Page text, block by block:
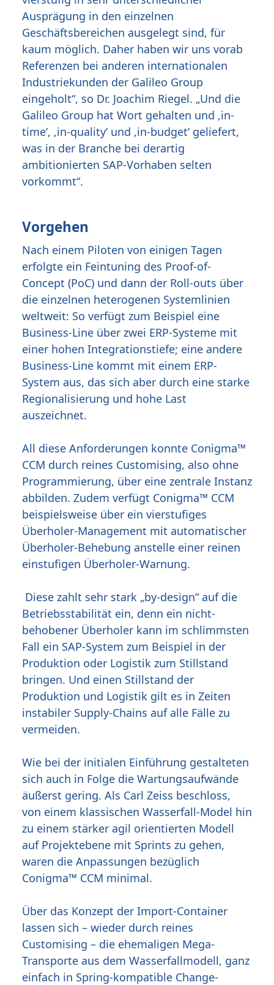
Ausprägung in den einzelnen
Geschäftsbereichen ausgelegt sind, für
kaum möglich. Daher haben wir uns vorab
Referenzen bei anderen internationalen
Industriekunden der Galileo Group
eingeholt“, so Dr. Joachim Riegel. „Und die
Galileo Group hat Wort gehalten und ‚in-
time‘, ‚in-quality‘ und ‚in-budget‘ geliefert,
was in der Branche bei derartig
ambitionierten SAP-Vorhaben selten
vorkommt“.
Vorgehen
Nach einem Piloten von einigen Tagen
erfolgte ein Feintuning des Proof-of-
Concept (PoC) und dann der Roll-outs über
die einzelnen heterogenen Systemlinien
weltweit: So verfügt zum Beispiel eine
Business-Line über zwei ERP-Systeme mit
einer hohen Integrationstiefe; eine andere
Business-Line kommt mit einem ERP-
System aus, das sich aber durch eine starke
Regionalisierung und hohe Last
auszeichnet.
All diese Anforderungen konnte Conigma™
CCM durch reines Customising, also ohne
Programmierung, über eine zentrale Instanz
abbilden. Zudem verfügt Conigma™ CCM
beispielsweise über ein vierstufiges
Überholer-Management mit automatischer
Überholer-Behebung anstelle einer reinen
einstufigen Überholer-Warnung.
Diese zahlt sehr stark „by-design“ auf die
Betriebsstabilität ein, denn ein nicht-
behobener Überholer kann im schlimmsten
Fall ein SAP-System zum Beispiel in der
Produktion oder Logistik zum Stillstand
bringen. Und einen Stillstand der
Produktion und Logistik gilt es in Zeiten
instabiler Supply-Chains auf alle Fälle zu
vermeiden.
Wie bei der initialen Einführung gestalteten
sich auch in Folge die Wartungsaufwände
äußerst gering. Als Carl Zeiss beschloss,
von einem klassischen Wasserfall-Model hin
zu einem stärker agil orientierten Modell
auf Projektebene mit Sprints zu gehen,
waren die Anpassungen bezüglich
Conigma™ CCM minimal.
Über das Konzept der Import-Container
lassen sich – wieder durch reines
Customising – die ehemaligen Mega-
Transporte aus dem Wasserfallmodell, ganz
einfach in Spring-kompatible Change-